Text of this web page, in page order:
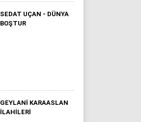
SEDAT UÇAN - DÜNYA
BOŞTUR
GEYLANI KARAASLAN
ILAHILERI